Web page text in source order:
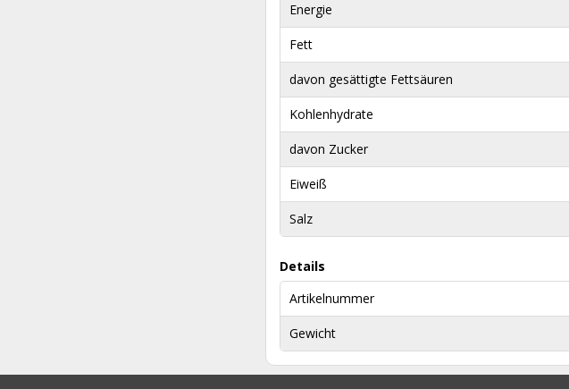
Energie
Fett
davon gesättigte Fettsäuren
Kohlenhydrate
davon Zucker
Eiweiß
Salz
Details
Artikelnummer
Gewicht